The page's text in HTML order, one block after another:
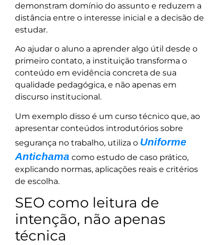
demonstram domínio do assunto e reduzem a
distância entre o interesse inicial e a decisão de
estudar.
Ao ajudar o aluno a aprender algo útil desde o
primeiro contato, a instituição transforma o
conteúdo em evidência concreta de sua
qualidade pedagógica, e não apenas em
discurso institucional.
Um exemplo disso é um curso técnico que, ao
apresentar conteúdos introdutórios sobre
segurança no trabalho, utiliza o Uniforme
Antichama como estudo de caso prático,
explicando normas, aplicações reais e critérios
de escolha.
SEO como leitura de
intenção, não apenas
técnica